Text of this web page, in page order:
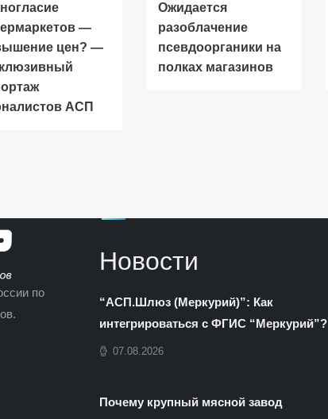
—
цен? —
АСП
Ожидается
разоблачение
псевдоорганики на
полках магазинов
по
Новости
“АСП.Шлюз (Меркурий)”: Как
интегрироваться с ФГИС “Меркурий”?
07.08.2026
Почему крупный мясной завод